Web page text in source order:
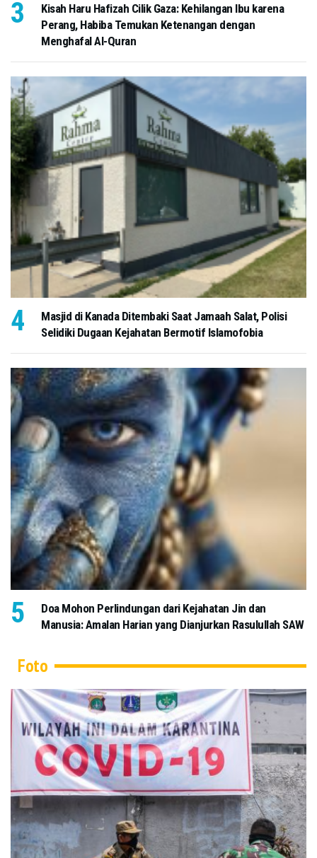
Kisah Haru Hafizah Cilik Gaza: Kehilangan Ibu karena
Perang, Habiba Temukan Ketenangan dengan
Menghafal Al-Quran
Masjid di Kanada Ditembaki Saat Jamaah Salat, Polisi
Selidiki Dugaan Kejahatan Bermotif Islamofobia
Doa Mohon Perlindungan dari Kejahatan Jin dan
Manusia: Amalan Harian yang Dianjurkan Rasulullah SAW
Foto